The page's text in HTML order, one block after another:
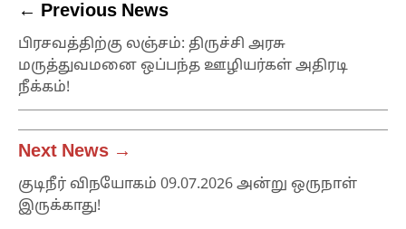
← Previous News
பிரசவத்திற்கு லஞ்சம்: திருச்சி அரசு
மருத்துவமனை ஒப்பந்த ஊழியர்கள் அதிரடி
நீக்கம்!
Next News →
குடிநீர் விநயோகம் 09.07.2026 அன்று ஒருநாள்
இருக்காது!